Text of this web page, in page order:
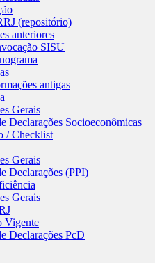
(repositório)
anteriores
SISU
antigas
Gerais
Declarações Socioeconômicas
/ Checklist
Gerais
Declarações (PPI)
Gerais
Vigente
Declarações PcD